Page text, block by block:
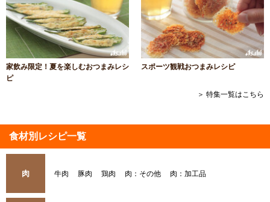
家飲み限定！夏を楽しむおつまみレシ
ピ
スポーツ観戦おつまみレシピ
＞ 特集一覧はこちら
食材別レシピ一覧
肉 牛肉 豚肉 鶏肉 肉：その他 肉：加工品